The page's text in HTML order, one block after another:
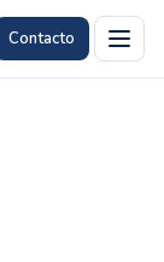
Contacto